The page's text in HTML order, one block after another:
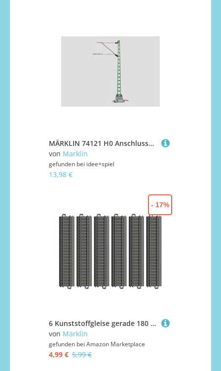
MÄRKLIN 74121 H0 Anschlussmast
von Marklin
gefunden bei idee+spiel
13,98 €
6 Kunststoffgleise gerade 180 mm "neue Geometrie"
von Märklin
gefunden bei Amazon Marketplace
4,99 € 5,99 €
- 17%